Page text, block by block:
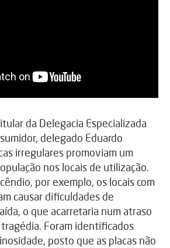
da Delegacia Especializada
delegado Eduardo
irregulares promoviam um
nos locais de utilização.
por exemplo, os locais com
causar dificuldades de
o que acarretaria num atraso
Foram identificados
posto que as placas não